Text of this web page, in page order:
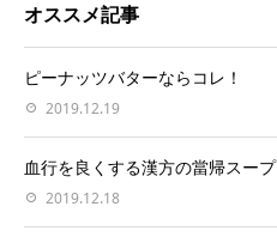
オススメ記事
ピーナッツバターならコレ！
2019.12.19
血行を良くする漢方の當帰スープ
2019.12.18